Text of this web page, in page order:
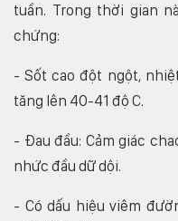
tuần. Trong thời gian
chứng:
- Sốt cao đột ngột,
tăng lên 40-41 độ C.
- Đau đầu: Cảm giác
nhức đầu dữ dội.
- Có dấu hiệu viêm